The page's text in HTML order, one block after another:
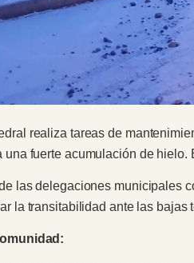
realiza tareas de
una fuerte acumulación de
las delegaciones municipales
la transitabilidad ante las bajas